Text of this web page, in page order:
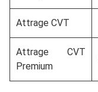
Attrage CVT
Attrage CVT
Premium